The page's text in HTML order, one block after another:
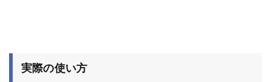
実際の使い方